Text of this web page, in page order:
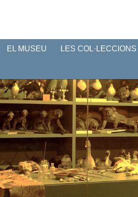
EL MUSEU LES COL·LECCIONS